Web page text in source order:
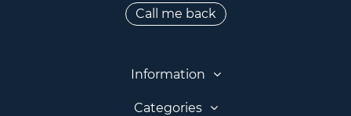
Call me back
Information
Categories